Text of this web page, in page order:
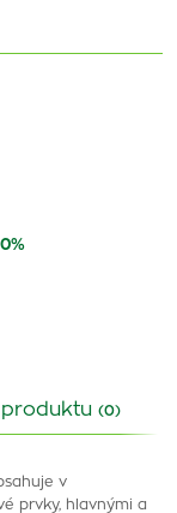
(0)
v
prvky, hlavnými a